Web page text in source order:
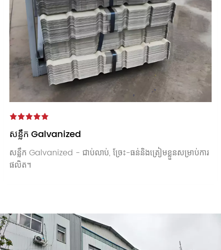
សន្លឹក Galvanized
សន្លឹក Galvanized - ជាប់លាប់, ច្រែះ-ធន់និងត្រៀមខ្លួនសម្រាប់ការ
ផលិត។